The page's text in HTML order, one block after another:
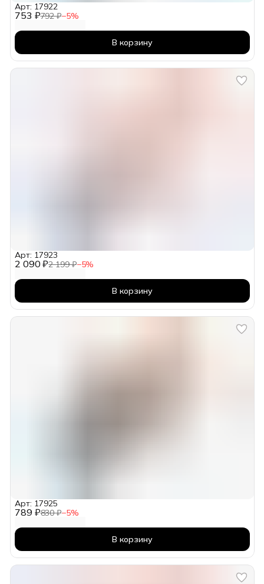
753 ₽792 ₽−5%
Арт: 17922
В корзину
2 090 ₽2 199 ₽−5%
Арт: 17923
В корзину
789 ₽830 ₽−5%
Арт: 17925
В корзину